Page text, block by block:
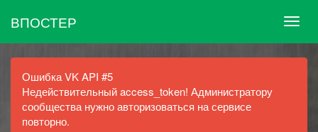
ВПОСТЕР
Ошибка VK API #5
Недействительный access_token! Администратору
сообщества нужно авторизоваться на сервисе
повторно.